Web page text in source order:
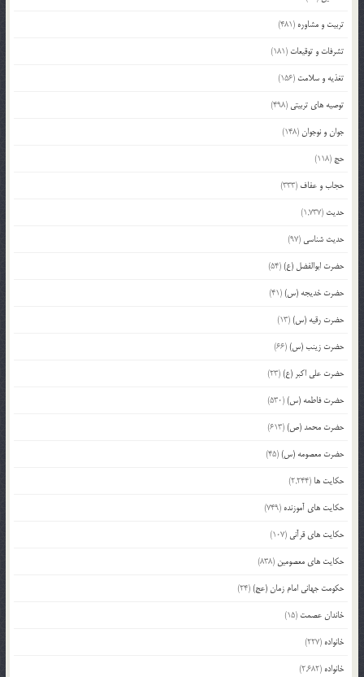
تربیت و مشاوره (481)
تشرفات و توقیعات (181)
تغذیه و سلامت (156)
توصیه های تربیتی (498)
جوان و نوجوان(148)
حج (118)
حجاب و عفاف (333)
حدیث (1,737)
حدیث شناسی (97)
حضرت ابوالفضل (ع)(54)
حضرت خدیجه (س)(41)
حضرت رقیه (س)(13)
حضرت زینب (س)(66)
حضرت علی اکبر (ع)(23)
حضرت فاطمه (س)(530)
حضرت محمد (ص)(613)
حضرت معصومه (س)(45)
حکایت ها (2,244)
حکایت های آموزنده (749)
حکایت های قرآنی (107)
حکایت های معصومین (838)
حکومت جهانی امام زمان (عج)(24)
خاندان عصمت (15)
خانواده (227)
خانواده (2,682)